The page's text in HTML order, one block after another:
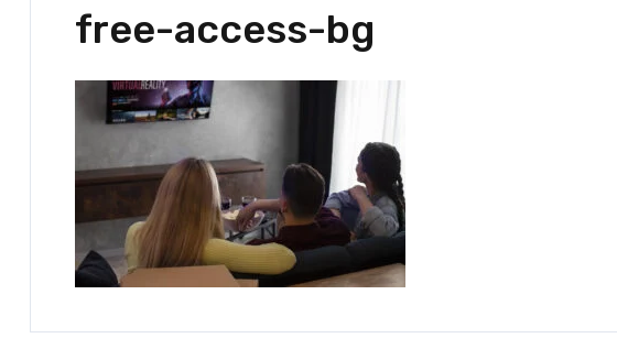
free-access-bg